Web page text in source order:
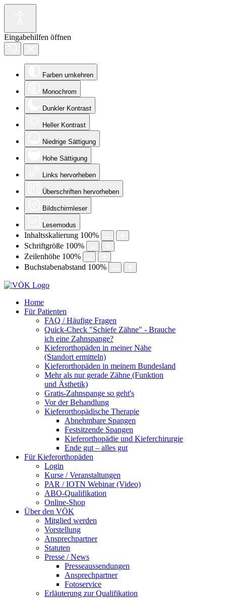
Eingabehilfen öffnen
Farben umkehren
Monochrom
Dunkler Kontrast
Heller Kontrast
Niedrige Sättigung
Hohe Sättigung
Links hervorheben
Überschriften hervorheben
Bildschirmleser
Lesemodus
Inhaltsskalierung 100%
Schriftgröße 100%
Zeilenhöhe 100%
Buchstabenabstand 100%
Home
Für Patienten
FAQ / Häufige Fragen
Quick-Check "Schiefe Zähne" - Brauche
ich eine Zahnspange?
Kieferorthopäden in meiner Nähe
(Standort ermitteln)
Kieferorthopäden in meinem Bundesland
Mehr als nur gerade Zähne (Funktion
und Ästhetik)
Gratis-Zahnspange so geht's
Vor der Behandlung
Kieferorthopädische Therapie
Abnehmbare Spangen
Festsitzende Spangen
Kieferorthopädie und Kieferchirurgie
Ende gut – alles gut
Für Kieferorthopäden
Login
Kurse / Veranstaltungen
PAR / IOTN Webinar (Video)
ABO-Qualifikation
Online-Shop
Über den VÖK
Mitglied werden
Vorstellung
Ansprechpartner
Statuten
Presse / News
Presseaussendungen
Ansprechpartner
Fotoservice
Erläuterung zur Qualifikation